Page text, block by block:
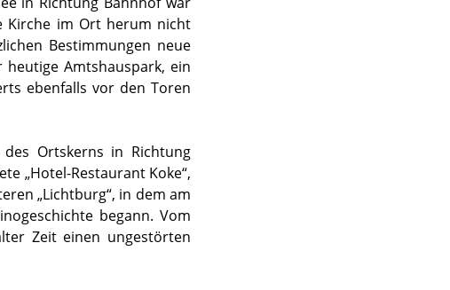
Kirche im Ort herum nicht
Bestimmungen neue
Amtshauspark, ein
ebenfalls vor den Toren
Ortskerns in Richtung
„Hotel-Restaurant Koke“,
„Lichtburg“, in dem am
begann. Vom
Zeit einen ungestörten